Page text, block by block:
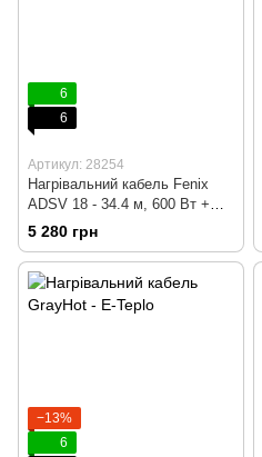
6
6
Артикул: 28254
Нагрівальний кабель Fenix
ADSV 18 - 34.4 м, 600 Вт +
механічний терморегулятор
5 280 грн
−13%
6